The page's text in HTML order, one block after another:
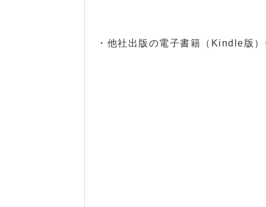
・他社出版の電子書籍（Kindle版